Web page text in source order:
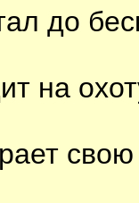
до
на